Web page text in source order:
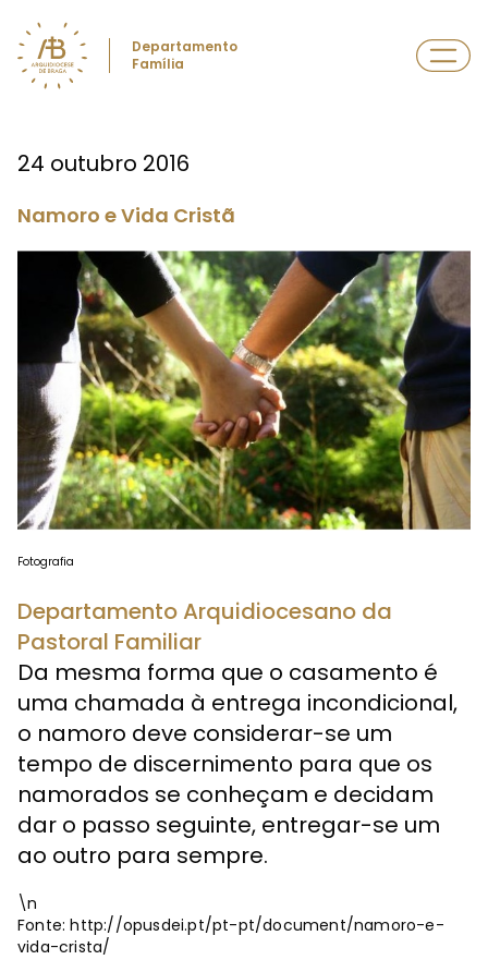
Departamento
Família
24 outubro 2016
Namoro e Vida Cristã
Fotografia
Departamento Arquidiocesano da
Pastoral Familiar
Da mesma forma que o casamento é
uma chamada à entrega incondicional,
o namoro deve considerar-se um
tempo de discernimento para que os
namorados se conheçam e decidam
dar o passo seguinte, entregar-se um
ao outro para sempre.
\n
Fonte: http://opusdei.pt/pt-pt/document/namoro-e-
vida-crista/